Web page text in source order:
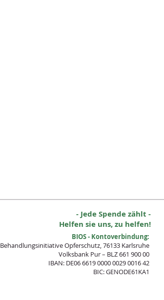
- Jede Spende zählt -
Helfen sie uns, zu helfen!
BIOS - Kontoverbindung:
Behandlungsinitiative Opferschutz, 76133 Karlsruhe
Volksbank Pur – BLZ 661 900 00
IBAN: DE06 6619 0000 0029 0016 42
BIC: GENODE61KA1